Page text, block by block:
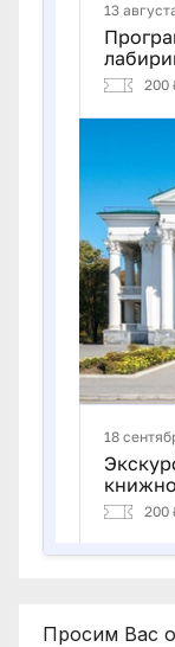
Просим Вас